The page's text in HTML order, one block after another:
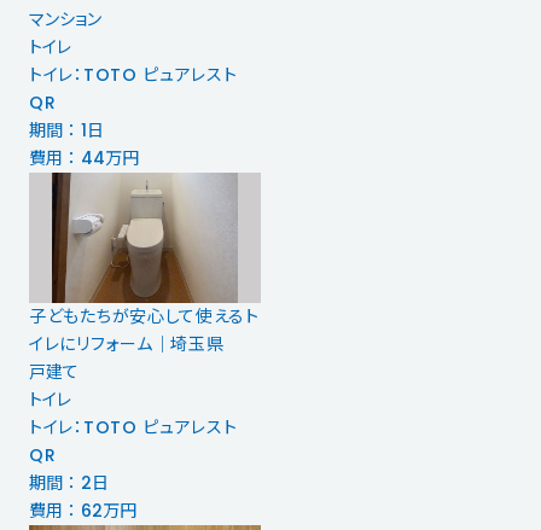
マンション
トイレ
トイレ：TOTO ピュアレスト
QR
期間 ： 1日
費用 ： 44万円
子どもたちが安心して使えるト
イレにリフォーム｜埼玉県
戸建て
トイレ
トイレ：TOTO ピュアレスト
QR
期間 ： 2日
費用 ： 62万円